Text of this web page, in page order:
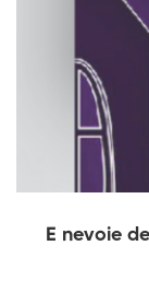
E nevoie